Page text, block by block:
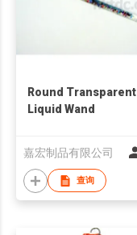
Round Transparent
Liquid Wand
嘉宏制品有限公司
查询